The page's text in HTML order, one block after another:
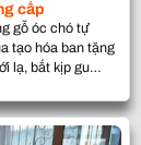
cấp
gỗ óc chó tự
tạo hóa ban tặng
lạ, bắt kịp gu